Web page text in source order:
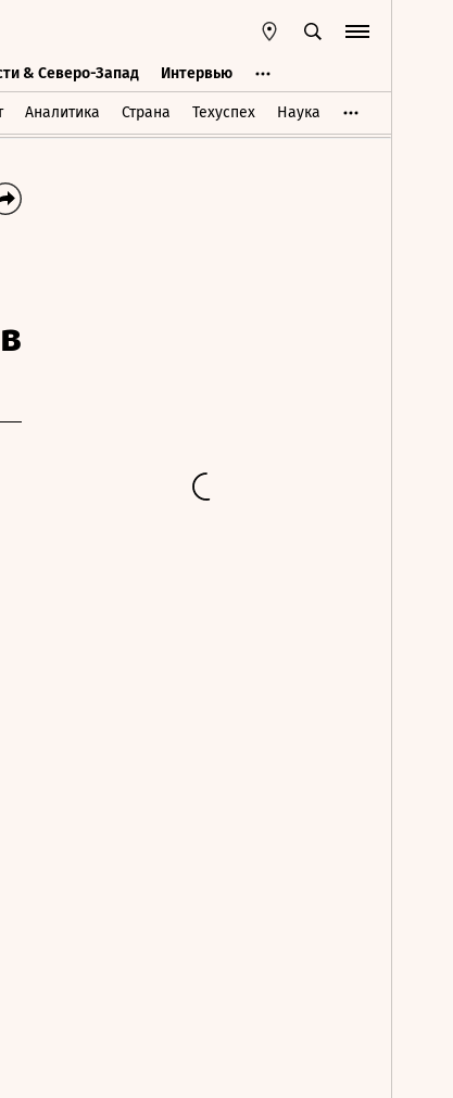
& Северо-Запад Интервью
Аналитика Страна Техуспех Наука
& Северо-Запад Интервью